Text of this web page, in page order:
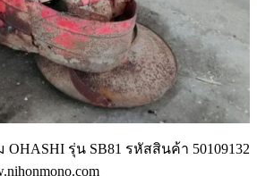
รุ่น SB81 รหัสสินค้า 50109132